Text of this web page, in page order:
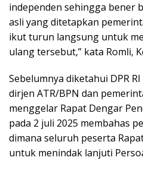
independen sehingga bener
asli yang ditetapkan
ikut turun langsung untuk
ulang tersebut,” kata Romli,
Sebelumnya diketahui DPR
dirjen ATR/BPN dan
menggelar Rapat Dengar
pada 2 juli 2025 membahas
dimana seluruh peserta
untuk menindak lanjuti